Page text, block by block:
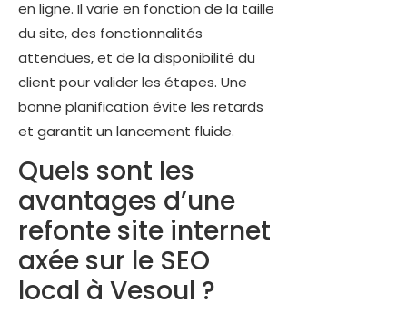
en ligne. Il varie en fonction de la taille
du site, des fonctionnalités
attendues, et de la disponibilité du
client pour valider les étapes. Une
bonne planification évite les retards
et garantit un lancement fluide.
Quels sont les
avantages d’une
refonte site internet
axée sur le SEO
local à Vesoul ?